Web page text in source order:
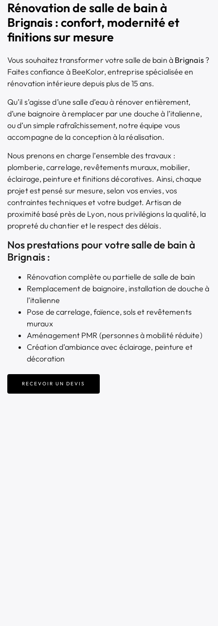
Rénovation de salle de bain à
Brignais : confort, modernité et
finitions sur mesure
Vous souhaitez transformer votre salle de bain à Brignais?
Faites confiance à BeeKolor, entreprise spécialisée en
rénovation intérieure depuis plus de 15 ans.
Qu’il s’agisse d’une salle d’eau à rénover entièrement,
d’une baignoire à remplacer par une douche à l’italienne,
ou d’un simple rafraîchissement, notre équipe vous
accompagne de la conception à la réalisation.
Nous prenons en charge l’ensemble des travaux :
plomberie, carrelage, revêtements muraux, mobilier,
éclairage, peinture et finitions décoratives. Ainsi, chaque
projet est pensé sur mesure, selon vos envies, vos
contraintes techniques et votre budget. Artisan de
proximité basé près de Lyon, nous privilégions la qualité, la
propreté du chantier et le respect des délais.
Nos prestations pour votre salle de bain à
Brignais :
Rénovation complète ou partielle de salle de bain
Remplacement de baignoire, installation de douche à
l’italienne
Pose de carrelage, faïence, sols et revêtements
muraux
Aménagement PMR (personnes à mobilité réduite)
Création d’ambiance avec éclairage, peinture et
décoration
RECEVOIR UN DEVIS